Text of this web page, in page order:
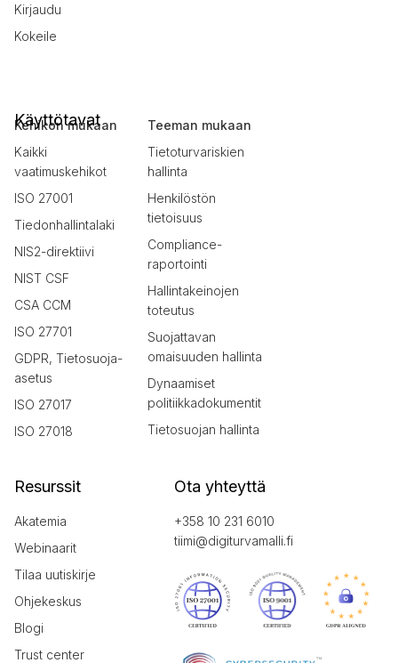
Kirjaudu
Kokeile
Käyttötavat
Kehikon mukaan
Kaikki
vaatimuskehikot
ISO 27001
Tiedonhallintalaki
NIS2-direktiivi
NIST CSF
CSA CCM
ISO 27701
GDPR, Tietosuoja-
asetus
ISO 27017
ISO 27018
Teeman mukaan
Tietoturvariskien
hallinta
Henkilöstön
tietoisuus
Compliance-
raportointi
Hallintakeinojen
toteutus
Suojattavan
omaisuuden hallinta
Dynaamiset
politiikkadokumentit
Tietosuojan hallinta
Resurssit
Akatemia
Webinaarit
Tilaa uutiskirje
Ohjekeskus
Blogi
Trust center
Ota yhteyttä
+358 10 231 6010
tiimi@digiturvamalli.fi